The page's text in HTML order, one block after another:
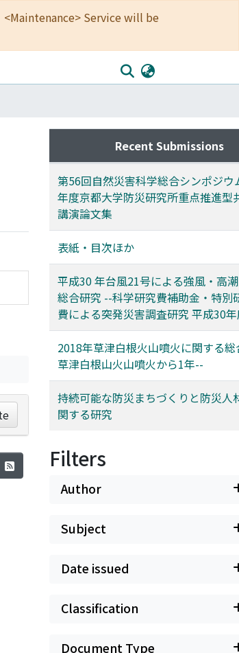
<Maintenance> Service will be
Recent Submissions
第56回自然災害科学総合シンポジウ
年度京都大学防災研究所重点推進型
講演論文集
表紙・目次ほか
平成30 年台風21号による強風・高
総合研究 --科学研究費補助金・特別
費による突発災害調査研究 平成30
2018年草津白根火山噴火に関する
草津白根山火山噴火から1年--
持続可能な防災まちづくりと防災人
関する研究
Filters
Author
Subject
Date issued
Classification
Document Type